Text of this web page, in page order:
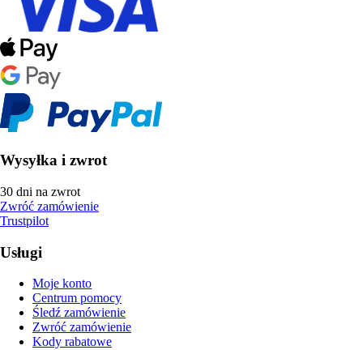
Wysyłka i zwrot
30 dni na zwrot
Zwróć zamówienie
Trustpilot
Usługi
Moje konto
Centrum pomocy
Śledź zamówienie
Zwróć zamówienie
Kody rabatowe